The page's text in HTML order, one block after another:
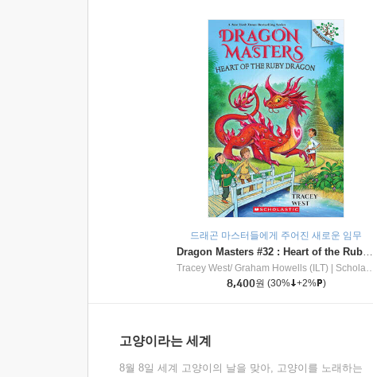
드래곤 마스터들에게 주어진 새로운 임무
Dragon Masters #32 : Heart of the Ruby Dragon (A Branches Book)
Tracey West/ Graham Howells (ILT)
Scholastic Inc
8,400원 (30% +2% )
고양이라는 세계
8월 8일 세계 고양이의 날을 맞아, 고양이를 노래하는